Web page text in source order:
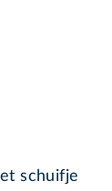
schuifje